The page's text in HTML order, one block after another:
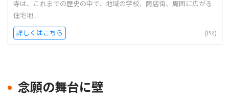
寺は、これまでの歴史の中で、地域の学校、商店街、周囲に広がる
住宅地...
詳しくはこちら (PR)
念願の舞台に壁